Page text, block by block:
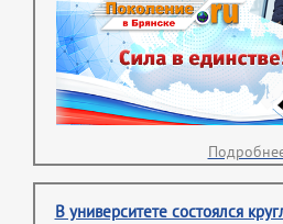
В университете состоялся